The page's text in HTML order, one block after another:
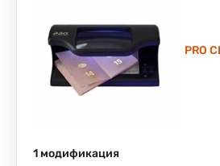
PRO
1 модификация